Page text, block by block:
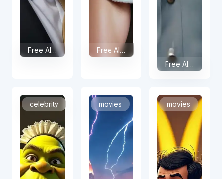
Free AI Donald Trump Face Swap Free AI Christmas Face Swap
Free AI NicolasCage Face Swap
celebrity movies movies